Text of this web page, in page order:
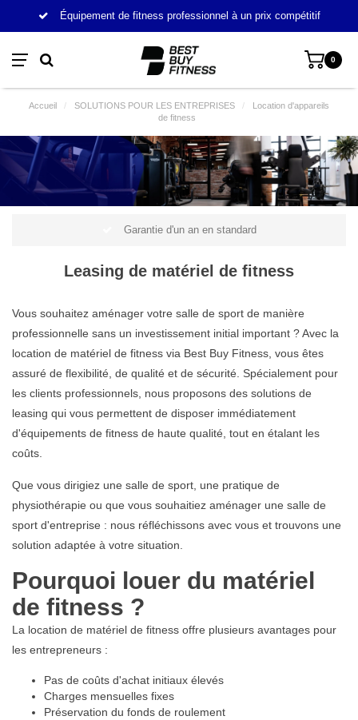
Équipement de fitness professionnel à un prix compétitif
0
Accueil / SOLUTIONS POUR LES ENTREPRISES /
Location d'appareils
de fitness
Garantie d'un an en standard
Leasing de matériel de fitness
Vous souhaitez aménager votre salle de sport de manière
professionnelle sans un investissement initial important ? Avec la
location de matériel de fitness via Best Buy Fitness, vous êtes
assuré de flexibilité, de qualité et de sécurité. Spécialement pour
les clients professionnels, nous proposons des solutions de
leasing qui vous permettent de disposer immédiatement
d'équipements de fitness de haute qualité, tout en étalant les
coûts.
Que vous dirigiez une salle de sport, une pratique de
physiothérapie ou que vous souhaitiez aménager une salle de
sport d'entreprise : nous réfléchissons avec vous et trouvons une
solution adaptée à votre situation.
Pourquoi louer du matériel
de fitness ?
La location de matériel de fitness offre plusieurs avantages pour
les entrepreneurs :
Pas de coûts d'achat initiaux élevés
Charges mensuelles fixes
Préservation du fonds de roulement